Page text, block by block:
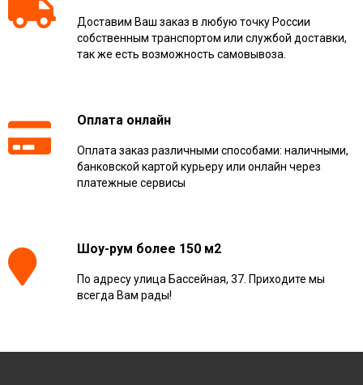
Доставим Ваш заказ в любую точку России
собственным транспортом или службой доставки,
так же есть возможность самовывоза.
Оплата онлайн
Оплата заказ различными способами: наличными,
банковской картой курьеру или онлайн через
платежные сервисы
Шоу-рум более 150 м2
По адресу улица Бассейная, 37. Приходите мы
всегда Вам рады!